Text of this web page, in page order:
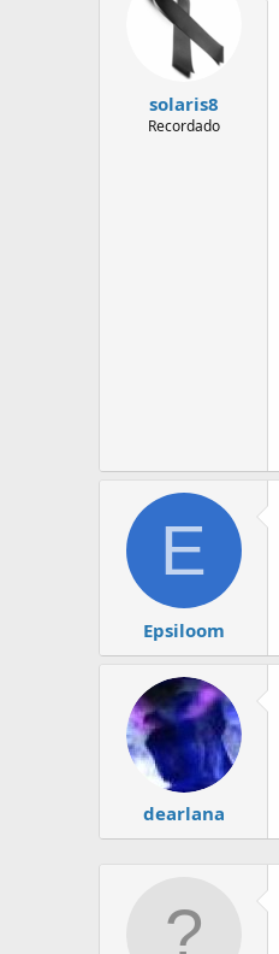
solaris8
Recordado
E
Epsiloom
dearlana